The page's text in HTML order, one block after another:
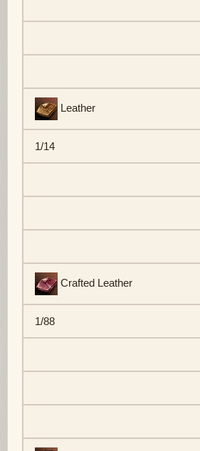
Leather
1/14
Crafted Leather
1/88